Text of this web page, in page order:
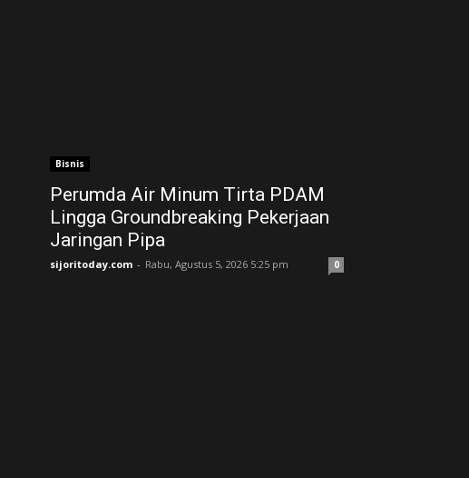
Bisnis
Perumda Air Minum Tirta PDAM
Lingga Groundbreaking Pekerjaan
Jaringan Pipa
sijoritoday.com - Rabu, Agustus 5, 2026 5:25 pm 0